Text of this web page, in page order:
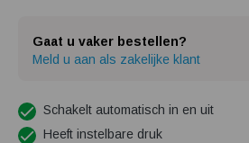
Gaat u vaker bestellen?
Meld u aan als zakelijke klant
Schakelt automatisch in en uit
Heeft instelbare druk